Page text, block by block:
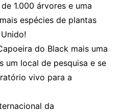
1.000 árvores e uma
espécies de plantas
do Black mais uma
um local de pesquisa e se
vivo para a
da